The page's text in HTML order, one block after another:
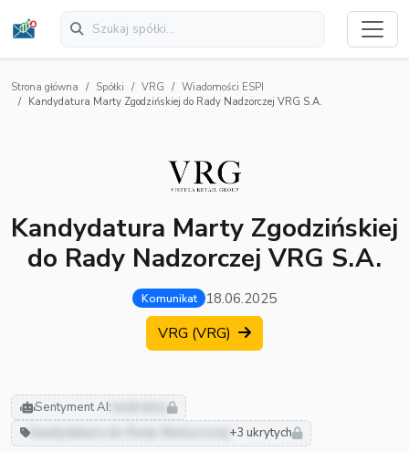
Strona główna Spółki VRG
Wiadomości ESPI
Kandydatura Marty Zgodzińskiej do Rady Nadzorczej VRG S.A.
Kandydatura Marty Zgodzińskiej
do Rady Nadzorczej VRG S.A.
Komunikat 18.06.2025
VRG (VRG)
Sentyment AI: neutralny
Kandydatura do Rady Nadzorczej +3 ukrytych